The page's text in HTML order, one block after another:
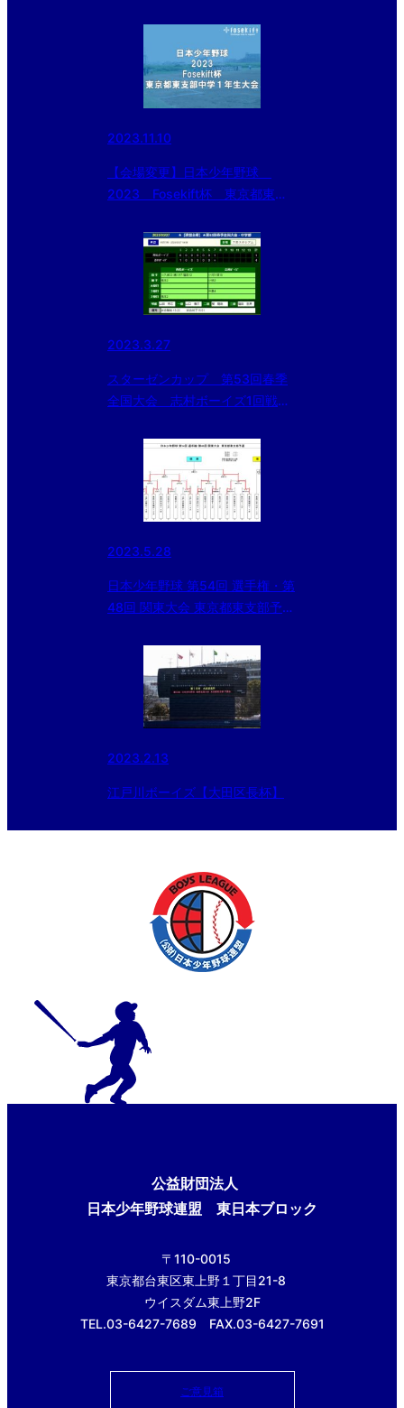
2023.11.10
【会場変更】日本少年野球
2023 Fosekift杯 東京都東支
2023.3.27
スターゼンカップ 第53回春季
全国大会 志村ボーイズ1回戦突
2023.5.28
日本少年野球 第54回 選手権・第
48回 関東大会 東京都東支部予
2023.2.13
江戸川ボーイズ【大田区長杯】
公益財団法人
日本少年野球連盟 東日本ブロック
〒110-0015
東京都台東区東上野１丁目21-8
ウイスダム東上野2F
TEL.03-6427-7689 FAX.03-6427-7691
ご意見箱